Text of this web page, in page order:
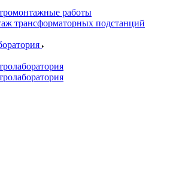
работы
трансформаторных подстанций